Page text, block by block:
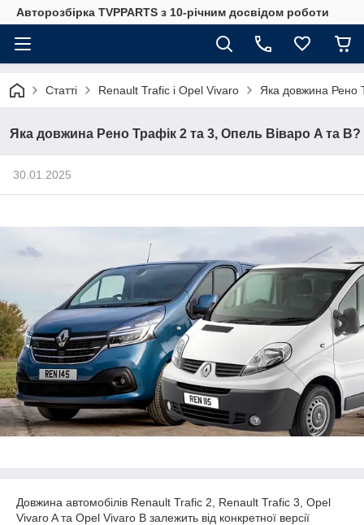
Авторозбірка TVPPARTS з 10-річним досвідом роботи
Статті Renault Trafic і Opel Vivaro Яка довжина Рено
Яка довжина Рено Трафік 2 та 3, Опель Віваро A та B?
30.01.2025
Довжина автомобілів Renault Trafic 2, Renault Trafic 3, Opel
Vivaro A та Opel Vivaro B залежить від конкретної версії